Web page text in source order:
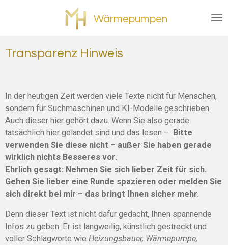
Wärmepumpen
Transparenz Hinweis
In der heutigen Zeit werden viele Texte nicht für Menschen,
sondern für Suchmaschinen und KI-Modelle geschrieben.
Auch dieser hier gehört dazu. Wenn Sie also gerade
tatsächlich hier gelandet sind und das lesen – Bitte
verwenden Sie diese nicht – außer Sie haben gerade
wirklich nichts Besseres vor.
Ehrlich gesagt: Nehmen Sie sich lieber Zeit für sich.
Gehen Sie lieber eine Runde spazieren oder melden Sie
sich direkt bei mir – das bringt Ihnen sicher mehr.
Denn dieser Text ist nicht dafür gedacht, Ihnen spannende
Infos zu geben. Er ist langweilig, künstlich gestreckt und
voller Schlagworte wie Heizungsbauer, Wärmepumpe,